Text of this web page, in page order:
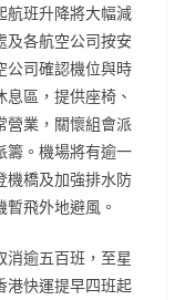
航班升降將大幅減
及各航空公司按安
公司確認機位與時
區，提供座椅、
營業，關懷組會派
籌。機場將有逾一
機橋及加強排水防
飛外地避風。
消逾五百班，至星
港快運提早四班起